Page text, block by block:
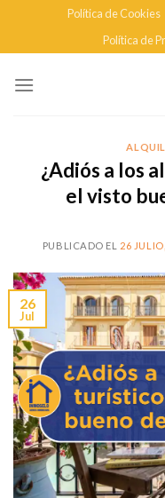
content
Política de Cookies
Política de
¿Adiós a los
el visto
PUBLICADO EL 26
26
Jul